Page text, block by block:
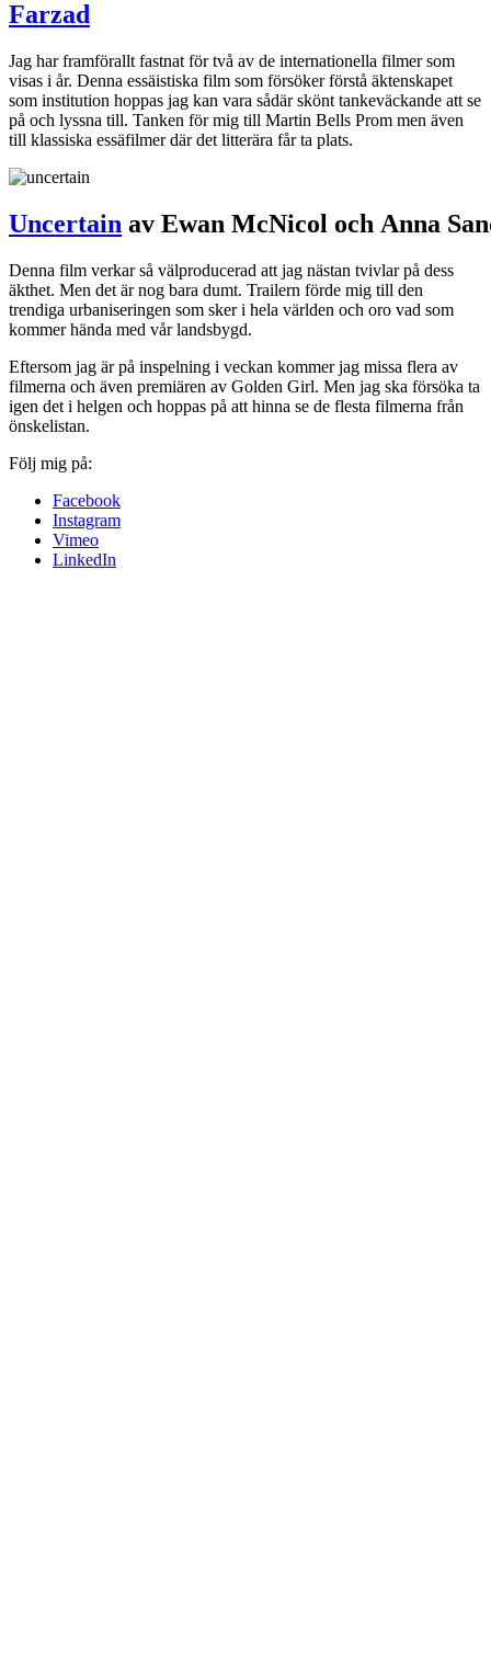
Farzad
Jag har framförallt fastnat för två av de internationella filmer som
visas i år. Denna essäistiska film som försöker förstå äktenskapet
som institution hoppas jag kan vara sådär skönt tankeväckande att se
på och lyssna till. Tanken för mig till Martin Bells Prom men även
till klassiska essäfilmer där det litterära får ta plats.
Uncertain av Ewan McNicol och Anna
Denna film verkar så välproducerad att jag nästan tvivlar på dess
äkthet. Men det är nog bara dumt. Trailern förde mig till den
trendiga urbaniseringen som sker i hela världen och oro vad som
kommer hända med vår landsbygd.
Eftersom jag är på inspelning i veckan kommer jag missa flera av
filmerna och även premiären av Golden Girl. Men jag ska försöka ta
igen det i helgen och hoppas på att hinna se de flesta filmerna från
önskelistan.
Följ mig på:
Facebook
Instagram
Vimeo
LinkedIn